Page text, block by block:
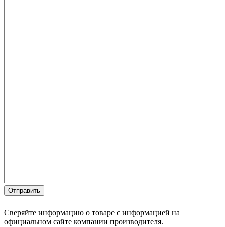
Сверяйте информацию о товаре с информацией на
официальном сайте компании производителя.